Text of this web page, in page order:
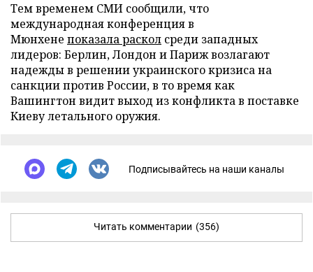
Тем временем СМИ сообщили, что
международная конференция в
Мюнхене показала раскол среди западных
лидеров: Берлин, Лондон и Париж возлагают
надежды в решении украинского кризиса на
санкции против России, в то время как
Вашингтон видит выход из конфликта в поставке
Киеву летального оружия.
Подписывайтесь на наши каналы
Читать комментарии (356)